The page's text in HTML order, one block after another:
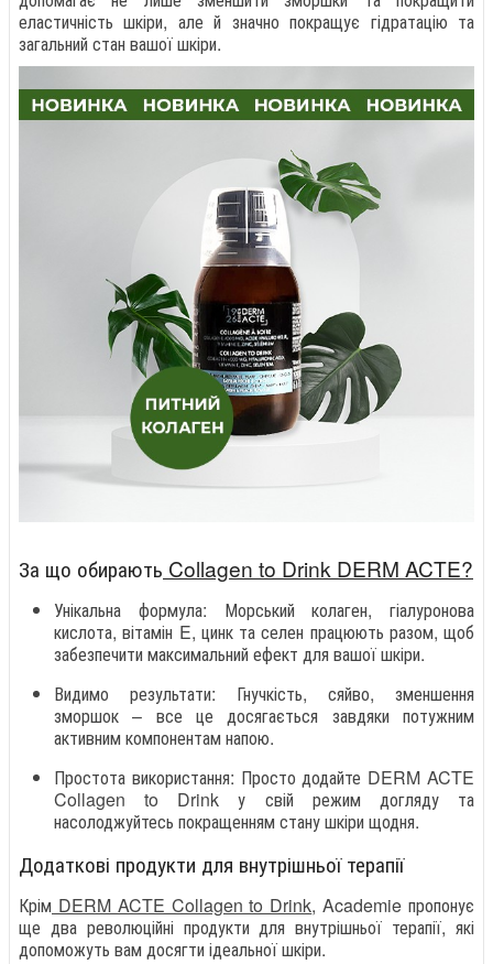
еластичність шкіри, але й значно покращує гідратацію та
загальний стан вашої шкіри.
За що обирають Collagen to Drink DERM ACTE?
Унікальна формула: Морський колаген, гіалуронова
кислота, вітамін E, цинк та селен працюють разом, щоб
забезпечити максимальний ефект для вашої шкіри.
Видимо результати: Гнучкість, сяйво, зменшення
зморшок – все це досягається завдяки потужним
активним компонентам напою.
Простота використання: Просто додайте DERM ACTE
Collagen to Drink у свій режим догляду та
насолоджуйтесь покращенням стану шкіри щодня.
Додаткові продукти для внутрішньої терапії
Крім DERM ACTE Collagen to Drink, Academie пропонує
ще два революційні продукти для внутрішньої терапії, які
допоможуть вам досягти ідеальної шкіри.